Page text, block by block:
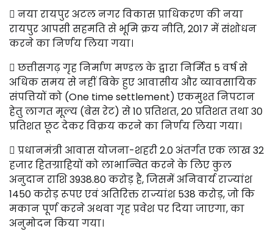
 नया रायपुर अटल नगर विकास प्राधिकरण की नया
रायपुर आपसी सहमति से भूमि क्रय नीति, 2017 में संशोधन
करने का निर्णय लिया गया।
 छत्तीसगढ़ गृह निर्माण मण्डल के द्वारा निर्मित 5 वर्ष से
अधिक समय से नहीं बिके हुए आवासीय और व्यावसायिक
संपत्तियों को (One time settlement) एकमुश्त निपटान
हेतु लागत मूल्य (बेस रेट) से 10 प्रतिशत, 20 प्रतिशत तथा 30
प्रतिशत छूट देकर विक्रय करने का निर्णय लिया गया।
 प्रधानमंत्री आवास योजना-शहरी 2.0 अंतर्गत एक लाख 32
हजार हितग्राहियों को लाभान्वित करने के लिए कुल
अनुदान राशि 3938.80 करोड़ है, जिसमें अनिवार्य राज्यांश
1450 करोड़ रूपए एवं अतिरिक्त राज्यांश 538 करोड़, जो कि
मकान पूर्ण करने अथवा गृह प्रवेश पर दिया जाएगा, का
अनुमोदन किया गया।